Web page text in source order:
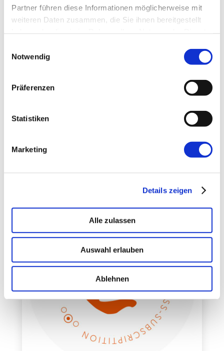
Partner führen diese Informationen möglicherweise mit
weiteren Daten zusammen, die Sie ihnen bereitgestellt
Notwendig
Präferenzen
Statistiken
Marketing
Details zeigen
Alle zulassen
Auswahl erlauben
Ablehnen
Website
Organisation in einer modernen Arbeitswelt